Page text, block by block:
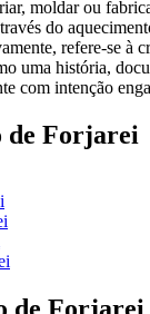
moldar ou
do
refere-se à
uma história,
com intenção
de Forjarei